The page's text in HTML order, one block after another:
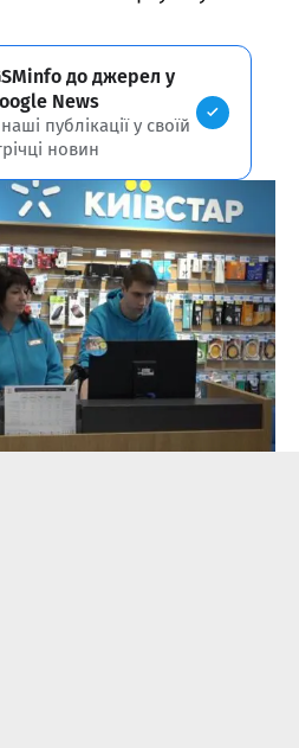
до джерел у
News
публікації у своїй
новин